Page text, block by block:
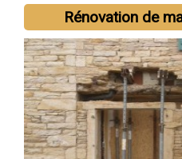
Rénovation de